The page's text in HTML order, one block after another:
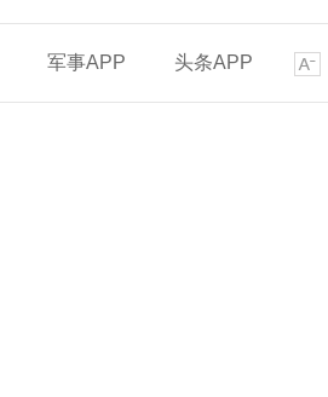
军事APP 头条APP